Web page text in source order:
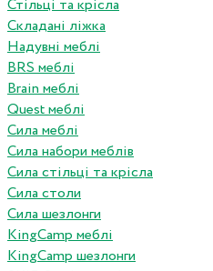
Стільці та крісла
Складані ліжка
Надувні меблі
BRS меблі
Brain меблі
Quest меблі
Сила меблі
Сила набори меблів
Сила стільці та крісла
Сила столи
Сила шезлонги
KingCamp меблі
KingCamp шезлонги